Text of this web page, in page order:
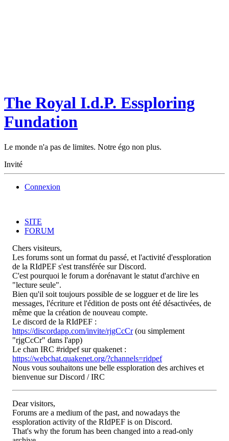
The Royal I.d.P. Essploring
Fundation
Le monde n'a pas de limites. Notre égo non plus.
Invité
Connexion
SITE
FORUM
Chers visiteurs,
Les forums sont un format du passé, et l'activité d'essploration
de la RIdPEF s'est transférée sur Discord.
C'est pourquoi le forum a dorénavant le statut d'archive en
"lecture seule".
Bien qu'il soit toujours possible de se logguer et de lire les
messages, l'écriture et l'édition de posts ont été désactivées, de
même que la création de nouveau compte.
Le discord de la RIdPEF :
https://discordapp.com/invite/rjgCcCr(ou simplement
"rjgCcCr" dans l'app)
Le chan IRC #ridpef sur quakenet :
https://webchat.quakenet.org/?channels=ridpef
Nous vous souhaitons une belle essploration des archives et
bienvenue sur Discord / IRC
Dear visitors,
Forums are a medium of the past, and nowadays the
essploration activity of the RIdPEF is on Discord.
That's why the forum has been changed into a read-only